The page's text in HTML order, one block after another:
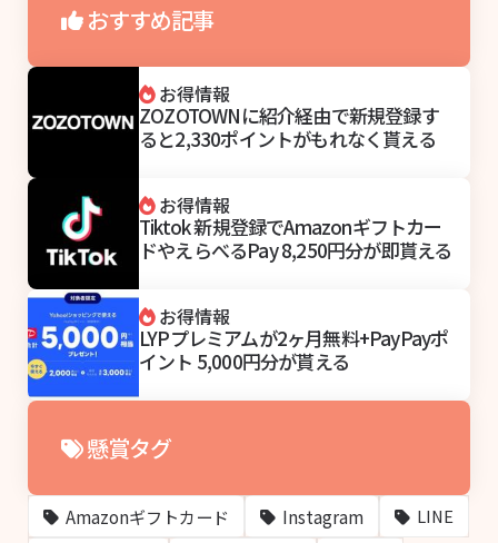
おすすめ記事
お得情報
ZOZOTOWNに紹介経由で新規登録す
ると2,330ポイントがもれなく貰える
お得情報
Tiktok 新規登録でAmazonギフトカー
ドやえらべるPay 8,250円分が即貰える
お得情報
LYPプレミアムが2ヶ月無料+PayPayポ
イント 5,000円分が貰える
懸賞タグ
Amazonギフトカード Instagram LINE